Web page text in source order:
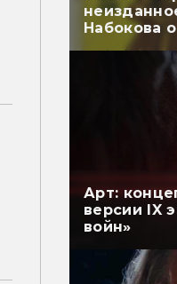
Набокова
перевели
Арт:
версии IX
войн»